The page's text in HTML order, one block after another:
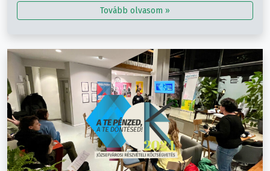
Tovább olvasom »